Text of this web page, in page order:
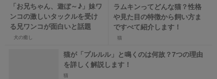
「お兄ちゃん、遊ぼ～♪」妹ワ
ンコの激しいタックルを受け
る兄ワンコが面白いと話題
犬の癒し
ラムキンってどんな猫？性格
や見た目の特徴から飼い方ま
ですべて紹介します！
猫
猫が「プルルル」と鳴くのは何故？7つの理由
を詳しく解説します！
猫